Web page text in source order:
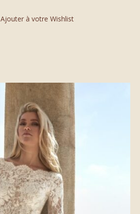
Ajouter à votre Wishlist